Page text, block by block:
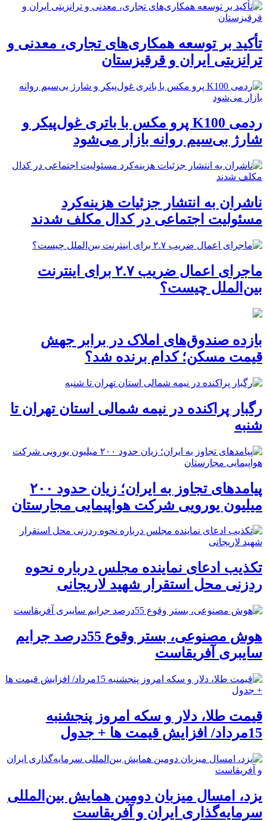
تأکید بر توسعه همکاری‌های تجاری، معدنی و
ترانزیتی ایران و قرقیزستان
ردمی K100 پرو مکس با باتری غول‌پیکر و
شارژ بی‌سیم روانه بازار می‌شود
ناشران به انتشار جزئیات هزینه‌کرد
مسئولیت اجتماعی در کدال مکلف شدند
ماجرای اعمال ضریب ۲.۷ برای اینترنت
بین‌الملل چیست؟
بازده صندوق‌های املاک در برابر جهش
قیمت مسکن؛ کدام برنده شد؟
رگبار پراکنده در نیمه شمالی استان تهران تا
شنبه
پیامدهای تجاوز به ایران؛ زیان حدود ۲۰۰
میلیون یورویی شرکت هواپیمایی مجارستان
تکذیب ادعای نماینده مجلس درباره نحوه
ردزنی محل استقرار شهید لاریجانی
هوش مصنوعی، بستر وقوع 55درصد جرایم
سایبری آفریقاست
قیمت طلا، دلار و سکه امروز پنجشنبه
15مرداد/ افزایش قیمت ها + جدول
یزد، امسال میزبان دومین همایش بین‌المللی
سرمایه‌گذاری ایران و آفریقاست